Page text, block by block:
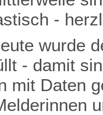
-
wurde
- damit
mit Daten